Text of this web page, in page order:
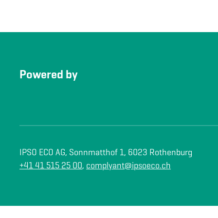
Powered by
IPSO ECO AG, Sonnmatthof 1, 6023 Rothenburg
+41 41 515 25 00, complyant@ipsoeco.ch